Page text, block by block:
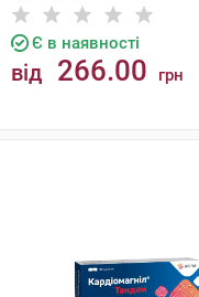
Є в наявності
від 266.00 грн